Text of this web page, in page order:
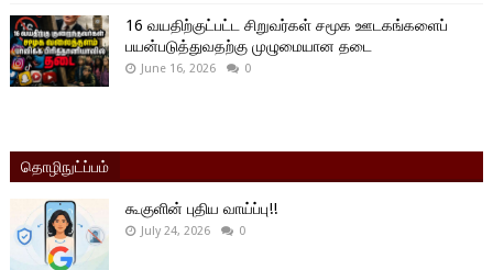
16 வயதிற்குட்பட்ட சிறுவர்கள் சமூக ஊடகங்களைப்
பயன்படுத்துவதற்கு முழுமையான தடை
June 16, 2026 0
தொழிநுட்ப்பம்
கூகுளின் புதிய வாய்ப்பு!!
July 24, 2026 0